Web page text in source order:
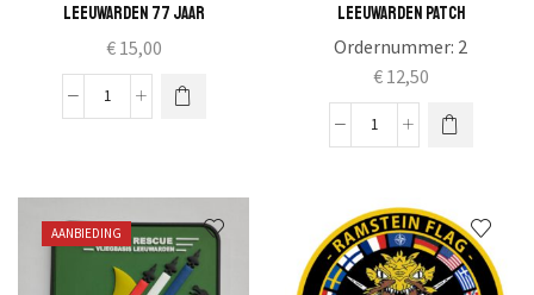
Leeuwarden 77 jaar
€15,00
|
|
Brandweer
Vlb
Leeuwarden
Leeuwarden patch
Ordernummer: 2
€12,50
Brandweer
patch
aantal
AANBIEDING